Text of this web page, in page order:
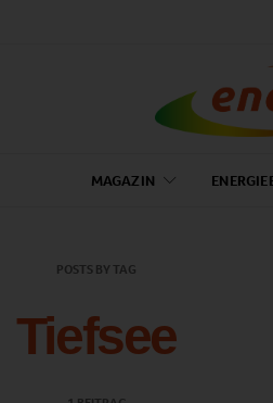
MAGAZIN
POSTS BY TAG
Tiefsee